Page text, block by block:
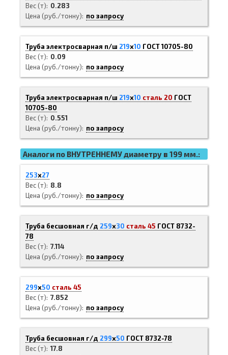
Вес (т)
0.283
Цена (руб./тонну)
по запросу
Труба электросварная п/ш 219х10 ГОСТ 10705-80
Вес (т)
0.09
Цена (руб./тонну)
по запросу
Труба электросварная п/ш 219х10 сталь 20 ГОСТ
10705-80
Вес (т)
0.551
Цена (руб./тонну)
по запросу
Аналоги по ВНУТРЕННЕМУ диаметру в 199 мм.:
253х27
Вес (т)
8.8
Цена (руб./тонну)
по запросу
Труба бесшовная г/д 259х30 сталь 45 ГОСТ 8732-
78
Вес (т) 7.114
Цена (руб./тонну)
по запросу
299х50 сталь 45
Вес (т) 7.852
Цена (руб./тонну)
по запросу
Труба бесшовная г/д 299х50 ГОСТ 8732-78
Вес (т) 17.8